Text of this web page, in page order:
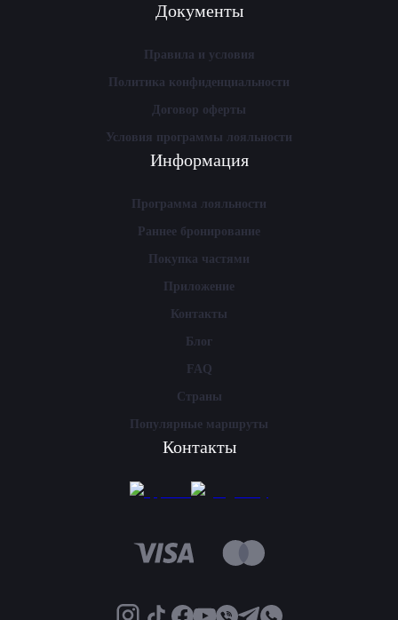
Документы
Правила и условия
Политика конфиденциальности
Договор оферты
Условия программы лояльности
Информация
Программа лояльности
Раннее бронирование
Покупка частями
Приложение
Контакты
Блог
FAQ
Страны
Популярные маршруты
Контакты